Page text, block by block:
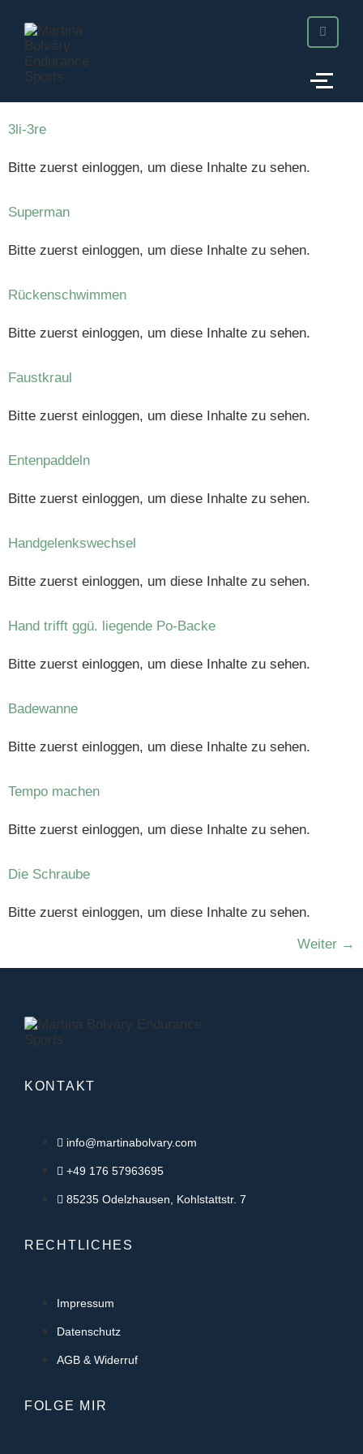
3li-3re
Bitte zuerst einloggen, um diese Inhalte zu sehen.
Superman
Bitte zuerst einloggen, um diese Inhalte zu sehen.
Rückenschwimmen
Bitte zuerst einloggen, um diese Inhalte zu sehen.
Faustkraul
Bitte zuerst einloggen, um diese Inhalte zu sehen.
Entenpaddeln
Bitte zuerst einloggen, um diese Inhalte zu sehen.
Handgelenkswechsel
Bitte zuerst einloggen, um diese Inhalte zu sehen.
Hand trifft ggü. liegende Po-Backe
Bitte zuerst einloggen, um diese Inhalte zu sehen.
Badewanne
Bitte zuerst einloggen, um diese Inhalte zu sehen.
Tempo machen
Bitte zuerst einloggen, um diese Inhalte zu sehen.
Die Schraube
Bitte zuerst einloggen, um diese Inhalte zu sehen.
Weiter →
KONTAKT
info@martinabolvary.com
+49 176 57963695
85235 Odelzhausen, Kohlstattstr. 7
RECHTLICHES
Impressum
Datenschutz
AGB & Widerruf
FOLGE MIR